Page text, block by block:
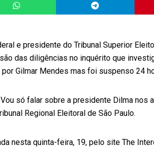
e presidente do Tribunal Superior
das diligências no inquérito que
Gilmar Mendes mas foi suspenso 24
só falar sobre a presidente Dilma nos
Regional Eleitoral de São Paulo.
nesta quinta-feira, 19, pelo site The